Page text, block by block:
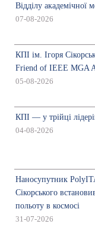
Відділу академічної
07-08-2026
КПІ ім. Ігоря
Friend of IEEE MGA
05-08-2026
КПІ — у трійці
04-08-2026
Наносупутник
Сікорського
польоту в космосі
31-07-2026